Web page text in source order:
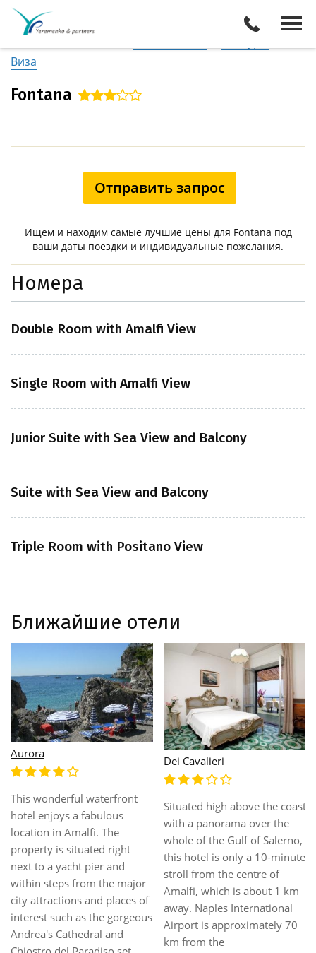
Италия
Виза
Fontana
Отправить запрос
Ищем и находим самые лучшие цены для Fontana под
ваши даты поездки и индивидуальные пожелания.
Номера
Double Room with Amalfi View
Single Room with Amalfi View
Junior Suite with Sea View and Balcony
Suite with Sea View and Balcony
Triple Room with Positano View
Ближайшие отели
Aurora
This wonderful waterfront
hotel enjoys a fabulous
location in Amalfi. The
property is situated right
next to a yacht pier and
within steps from the major
city attractions and places of
interest such as the gorgeous
Andrea's Cathedral and
Dei Cavalieri
Situated high above the coast
with a panorama over the
whole of the Gulf of Salerno,
this hotel is only a 10-minute
stroll from the centre of
Amalfi, which is about 1 km
away. Naples International
Airport is approximately 70
km from the